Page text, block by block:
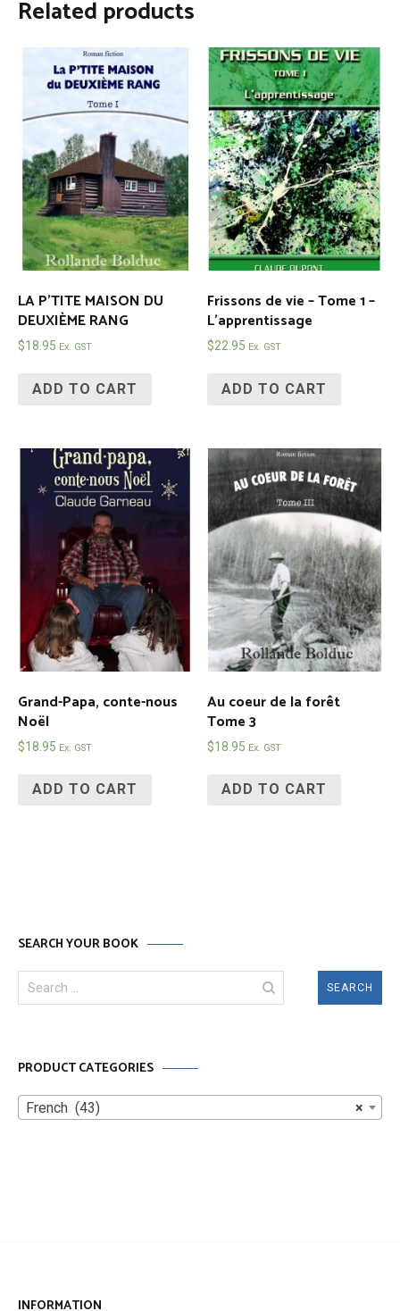
Related products
LA P’TITE MAISON DU
DEUXIÈME RANG
$18.95 Ex. GST
ADD TO CART
Frissons de vie – Tome 1 –
L’apprentissage
$22.95 Ex. GST
ADD TO CART
Grand-Papa, conte-nous
Noël
$18.95 Ex. GST
ADD TO CART
Au coeur de la forêt
Tome 3
$18.95 Ex. GST
ADD TO CART
SEARCH YOUR BOOK
Search
for:
PRODUCT CATEGORIES
×
French (43)
INFORMATION